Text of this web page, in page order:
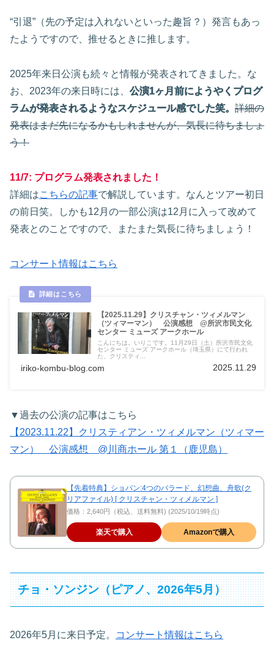
“引退”（先の予定は入れないといった趣旨？）発言もあっ
たようですので、推せるときに推します。
2025年来日公演も続々と情報が発表されてきました。な
お、2023年の来日時には、公演1ヶ月前にようやくプログ
ラムが発表されるようなスケジュール感でした笑。 詳細の
発表はまだ先になるかもしれませんが、気長に待ちましょ
う！
11/7: プログラム発表されました！
詳細はこちらの記事で解説しています。なんとツアー初日
の前日笑。しかも12月の一部公演は12月に入って改めて
発表とのことですので、またまた気長に待ちましょう！
コンサート情報はこちら
【2025.11.29】クリスチャン・ツィメルマン
（ツィマーマン） 公演感想 @所沢市民文化
センター ミューズ アークホール
こんにちは。いりこです。11月29日（土）所沢市民文化
センター ミューズ アークホール（埼玉県）にて行われ
た、クリスティ...
iriko-kombu-blog.com 2025.11.29
▼過去の公演の記事はこちら
【2023.11.22】クリスティアン・ツィメルマン（ツィマー
マン） 公演感想 @川商ホール 第１（鹿児島）
【先着特典】ショパン:4つのバラード、幻想曲、舟歌(ク
リアファイル) [ クリスチャン・ツィメルマン ]
価格：2,640円（税込、送料無料) (2025/10/19時点)
楽天で購入 Amazonで購入
チョ・ソンジン（ピアノ、2026年5月）
2026年5月に来日予定。 コンサート情報はこちら